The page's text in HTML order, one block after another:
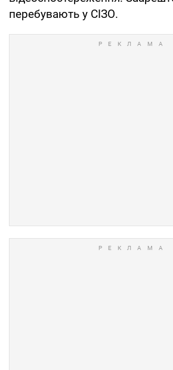
перебувають у СІЗО.